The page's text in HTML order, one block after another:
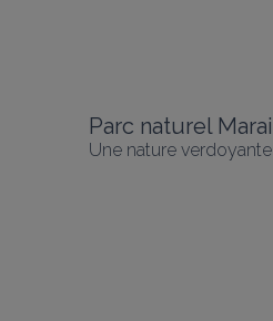
Une nature verdoyante